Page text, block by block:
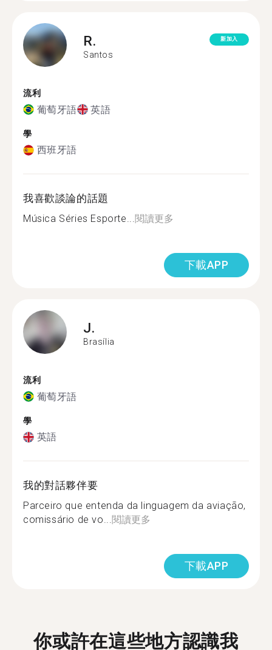
R.
Santos
新加入
流利
葡萄牙語 英語
學
西班牙語
我喜歡談論的話題
Música Séries Esporte...閱讀更多
下載APP
J.
Brasília
流利
葡萄牙語
學
英語
我的對話夥伴要
Parceiro que entenda da linguagem da aviação,
comissário de vo...閱讀更多
下載APP
你或許在這些地方認識我